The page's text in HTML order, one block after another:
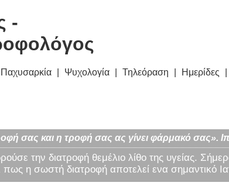
-
Παχυσαρκία Ψυχολογία Τηλεόραση Ημερίδες
σας και η τροφή σας ας γίνει φάρμακό σας».
την διατροφή θεμέλιο λίθο της υγείας.
η σωστή διατροφή αποτελεί ενα σημαντικό